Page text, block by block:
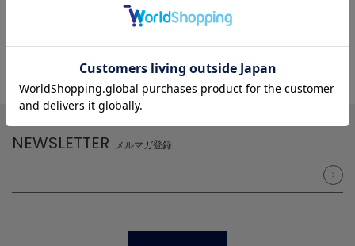
NEWSLETTER メルマガ登録